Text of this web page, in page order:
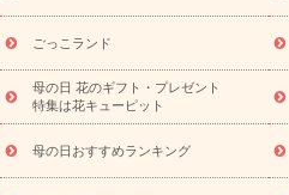
ら探す
お祝いの花特集 当日
念日
結婚祝い 出産祝い 退
寿祝い
プチギフト ペットのお
供え・お悔やみ商品一覧
お供え
ごっこランド
母の日 花のギフト・プレゼント
特集は花キューピット
母の日おすすめランキング